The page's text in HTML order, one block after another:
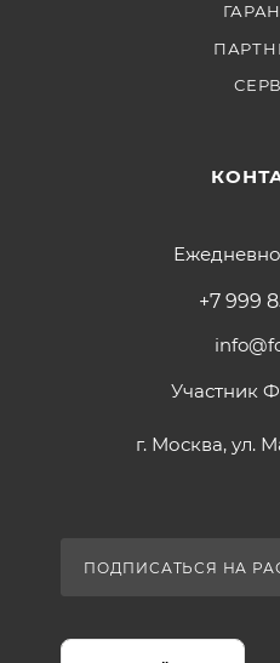
+7 999
Участник
г. Москва, ул.
ПОДПИСАТЬСЯ НА